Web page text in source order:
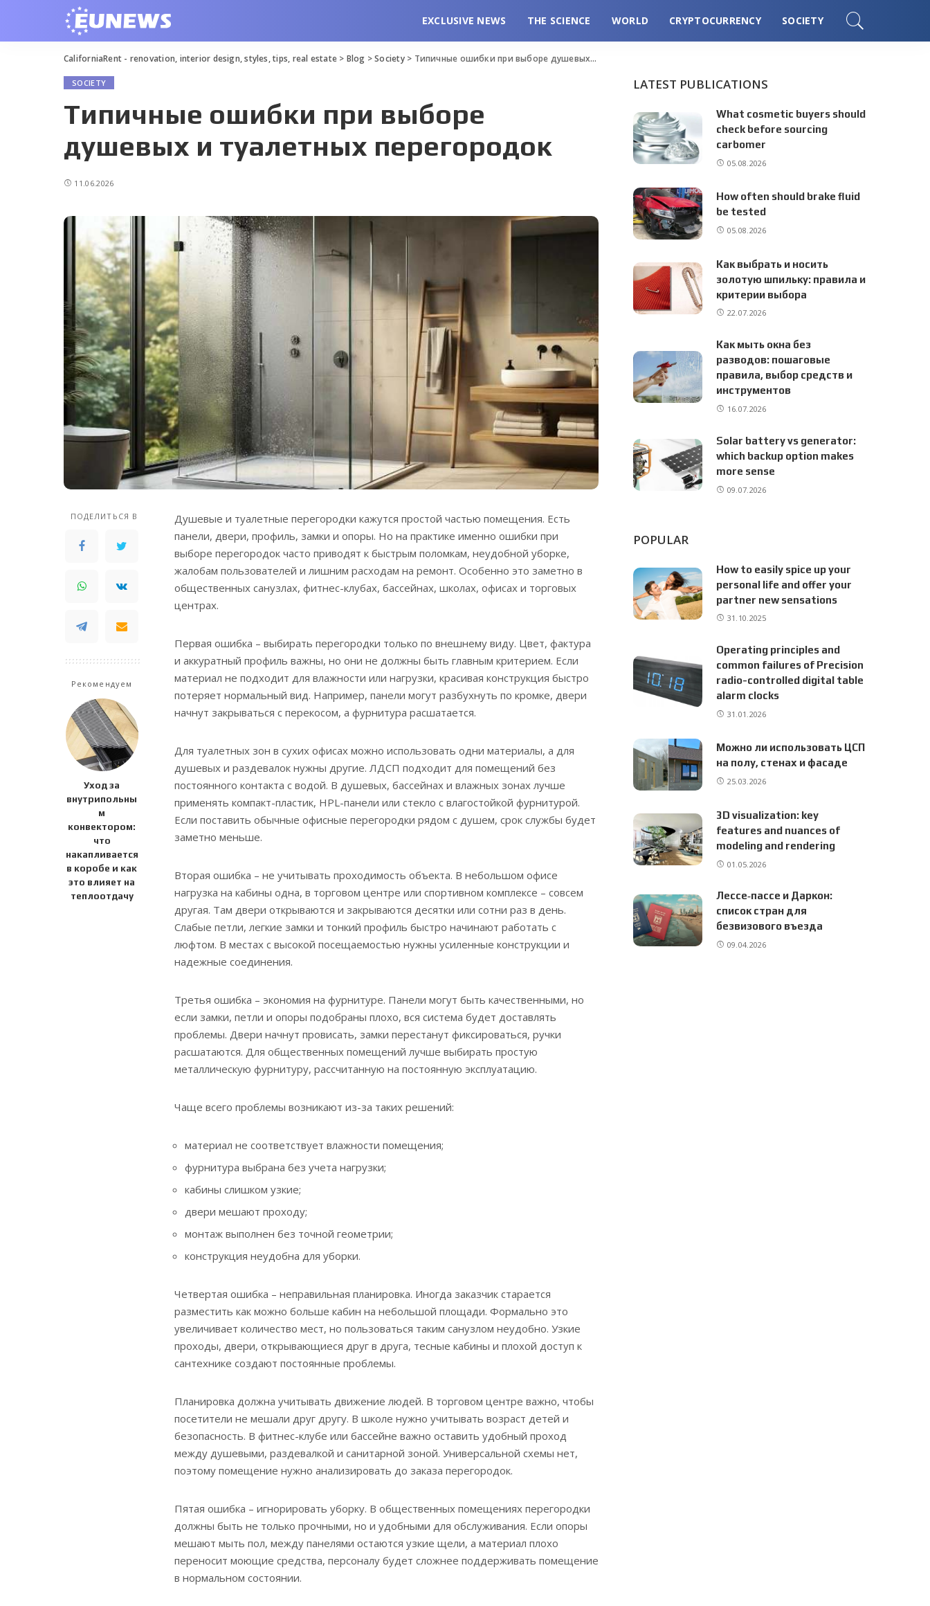
EXCLUSIVE NEWS THE SCIENCE WORLD CRYPTOCURRENCY SOCIETY
CaliforniaRent - renovation, interior design, styles, tips, real estate> Blog >Society> Типичные ошибки при выборе душевых и туалетных перегородок
SOCIETY
Типичные ошибки при выборе
душевых и туалетных перегородок
11.06.2026
ПОДЕЛИТЬСЯ В
Рекомендуем
Уход за
внутрипольны
м
конвектором:
что
накапливается
в коробе и как
это влияет на
теплоотдачу
Душевые и туалетные перегородки кажутся простой частью помещения. Есть
панели, двери, профиль, замки и опоры. Но на практике именно ошибки при
выборе перегородок часто приводят к быстрым поломкам, неудобной уборке,
жалобам пользователей и лишним расходам на ремонт. Особенно это заметно в
общественных санузлах, фитнес-клубах, бассейнах, школах, офисах и торговых
центрах.
Первая ошибка – выбирать перегородки только по внешнему виду. Цвет, фактура
и аккуратный профиль важны, но они не должны быть главным критерием. Если
материал не подходит для влажности или нагрузки, красивая конструкция быстро
потеряет нормальный вид. Например, панели могут разбухнуть по кромке, двери
начнут закрываться с перекосом, а фурнитура расшатается.
Для туалетных зон в сухих офисах можно использовать одни материалы, а для
душевых и раздевалок нужны другие. ЛДСП подходит для помещений без
постоянного контакта с водой. В душевых, бассейнах и влажных зонах лучше
применять компакт-пластик, HPL-панели или стекло с влагостойкой фурнитурой.
Если поставить обычные офисные перегородки рядом с душем, срок службы будет
заметно меньше.
Вторая ошибка – не учитывать проходимость объекта. В небольшом офисе
нагрузка на кабины одна, в торговом центре или спортивном комплексе – совсем
другая. Там двери открываются и закрываются десятки или сотни раз в день.
Слабые петли, легкие замки и тонкий профиль быстро начинают работать с
люфтом. В местах с высокой посещаемостью нужны усиленные конструкции и
надежные соединения.
Третья ошибка – экономия на фурнитуре. Панели могут быть качественными, но
если замки, петли и опоры подобраны плохо, вся система будет доставлять
проблемы. Двери начнут провисать, замки перестанут фиксироваться, ручки
расшатаются. Для общественных помещений лучше выбирать простую
металлическую фурнитуру, рассчитанную на постоянную эксплуатацию.
Чаще всего проблемы возникают из-за таких решений:
материал не соответствует влажности помещения;
фурнитура выбрана без учета нагрузки;
кабины слишком узкие;
двери мешают проходу;
монтаж выполнен без точной геометрии;
конструкция неудобна для уборки.
Четвертая ошибка – неправильная планировка. Иногда заказчик старается
разместить как можно больше кабин на небольшой площади. Формально это
увеличивает количество мест, но пользоваться таким санузлом неудобно. Узкие
проходы, двери, открывающиеся друг в друга, тесные кабины и плохой доступ к
сантехнике создают постоянные проблемы.
Планировка должна учитывать движение людей. В торговом центре важно, чтобы
посетители не мешали друг другу. В школе нужно учитывать возраст детей и
безопасность. В фитнес-клубе или бассейне важно оставить удобный проход
между душевыми, раздевалкой и санитарной зоной. Универсальной схемы нет,
поэтому помещение нужно анализировать до заказа перегородок.
Пятая ошибка – игнорировать уборку. В общественных помещениях перегородки
должны быть не только прочными, но и удобными для обслуживания. Если опоры
мешают мыть пол, между панелями остаются узкие щели, а материал плохо
переносит моющие средства, персоналу будет сложнее поддерживать помещение
в нормальном состоянии.
LATEST PUBLICATIONS
What cosmetic buyers should
check before sourcing
carbomer
05.08.2026
How often should brake fluid
be tested
05.08.2026
Как выбрать и носить
золотую шпильку: правила и
критерии выбора
22.07.2026
Как мыть окна без
разводов: пошаговые
правила, выбор средств и
инструментов
16.07.2026
Solar battery vs generator:
which backup option makes
more sense
09.07.2026
POPULAR
How to easily spice up your
personal life and offer your
partner new sensations
31.10.2025
Operating principles and
common failures of Precision
radio-controlled digital table
alarm clocks
31.01.2026
Можно ли использовать ЦСП
на полу, стенах и фасаде
25.03.2026
3D visualization: key
features and nuances of
modeling and rendering
01.05.2026
Лессе‑пассе и Даркон:
список стран для
безвизового въезда
09.04.2026